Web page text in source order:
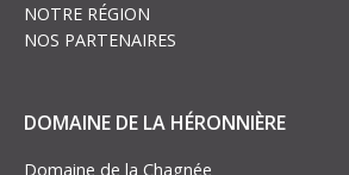
NOTRE RÉGION
NOS PARTENAIRES
DOMAINE DE LA HÉRONNIÈRE
Domaine de la Chagnée